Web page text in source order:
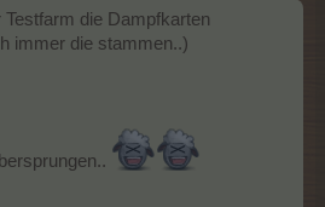
die Dampfkarten
immer die stammen..)